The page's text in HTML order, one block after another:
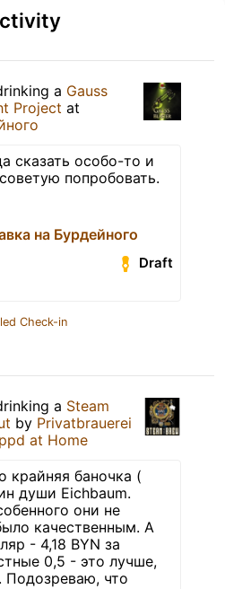
a Gauss
Project at
сказать особо-то и
попробовать.
на Бурдейного
Draft
Check-in
a Steam
by Privatbrauerei
at Home
крайняя баночка (
души Eichbaum.
они не
качественным. А
- 4,18 BYN за
0,5 - это лучше,
Подозреваю, что